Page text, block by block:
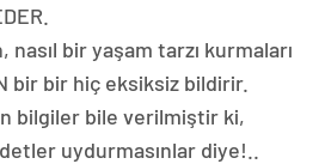
nasıl bir yaşam tarzı kurmaları
bir bir hiç eksiksiz bildirir.
bilgiler bile verilmiştir ki,
uydurmasınlar diye!..